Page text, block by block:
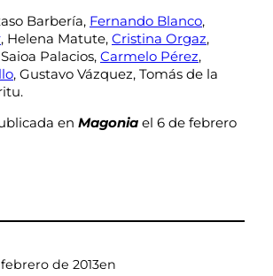
Barbería, Fernando Blanco,
, Helena Matute, Cristina Orgaz,
Saioa Palacios, Carmelo Pérez,
, Gustavo Vázquez, Tomás de la
en Magonia el 6 de febrero
de 2013en